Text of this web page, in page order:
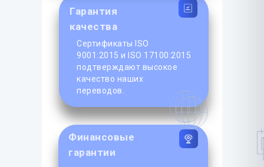
Гарантия
качества
Финансовые
гарантии
Сертификаты ISO
9001:2015 и ISO 17100:2015
подтверждают высокое
качество наших
переводов.